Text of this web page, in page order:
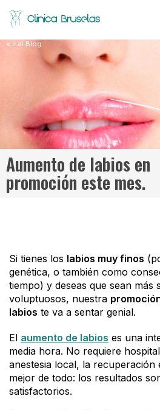
< Ir al Blog
Aumento de labios en
promoción este mes.
Si tienes los labios muy finos
genética, o también como
tiempo) y deseas que sean más
voluptuosos, nuestra
labios te va a sentar genial.
El aumento de labios es una
media hora. No requiere
anestesia local, la recuperación
mejor de todo: los resultados
satisfactorios.